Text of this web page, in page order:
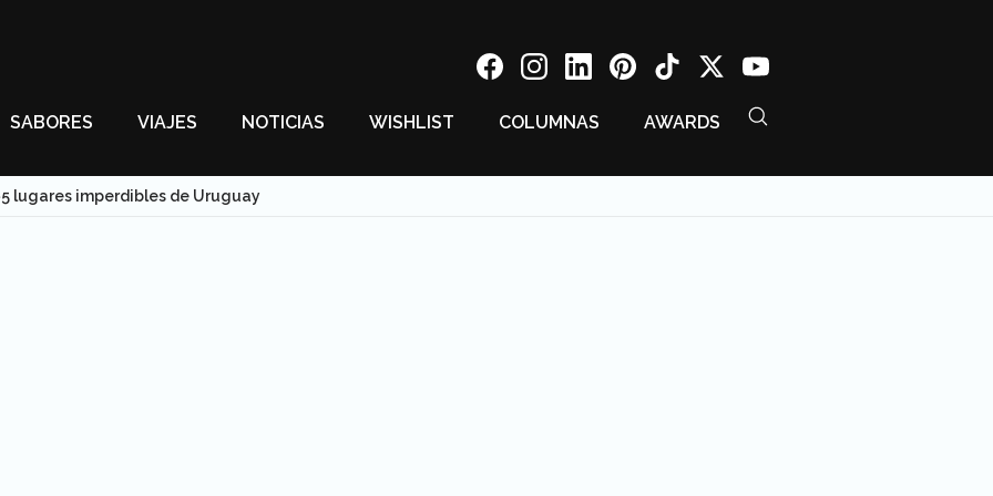
SABORES VIAJES NOTICIAS WISHLIST COLUMNAS AWARDS
5 lugares imperdibles de Uruguay